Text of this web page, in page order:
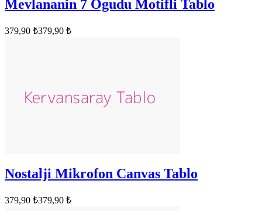
Mevlananin 7 Ogudu Motifli Tablo
379,90 ₺379,90 ₺
Nostalji Mikrofon Canvas Tablo
379,90 ₺379,90 ₺